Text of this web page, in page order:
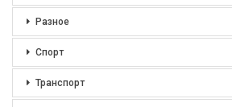
Разное
Спорт
Транспорт